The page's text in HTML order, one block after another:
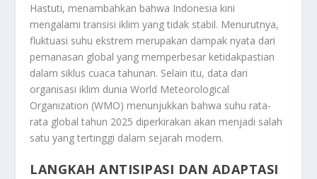
Hastuti, menambahkan bahwa Indonesia kini
mengalami transisi iklim yang tidak stabil. Menurutnya,
fluktuasi suhu ekstrem merupakan dampak nyata dari
pemanasan global yang memperbesar ketidakpastian
dalam siklus cuaca tahunan. Selain itu, data dari
organisasi iklim dunia World Meteorological
Organization (WMO) menunjukkan bahwa suhu rata-
rata global tahun 2025 diperkirakan akan menjadi salah
satu yang tertinggi dalam sejarah modern.
LANGKAH ANTISIPASI DAN ADAPTASI